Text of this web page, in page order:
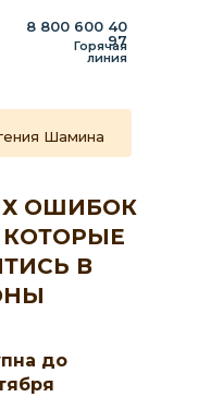
Горячая
линия
8 800 600 40
97
ОШИБОК
В
до
Шамина